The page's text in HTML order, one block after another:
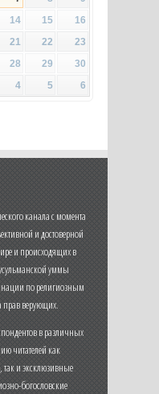
14 15
16
21 22
23
28 29
30
4 5 6
канала с момента
и достоверной
и происходящих в
уммы
по религиозным
верующих.
в различных
читателей как
и эксклюзивные
богословские